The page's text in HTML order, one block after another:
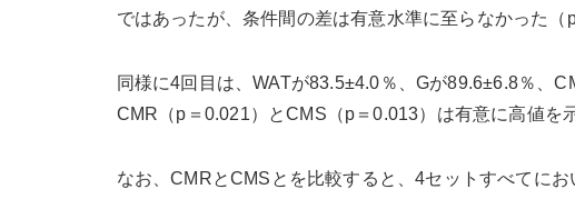
ではあったが、条件間の差は有意水準に至らなかった（
同様に4回目は、WATが83.5±4.0％、Gが89.6±6.8％、
CMR（p＝0.021）とCMS（p＝0.013）は有意に高値を
なお、CMRとCMSとを比較すると、4セットすべてにお